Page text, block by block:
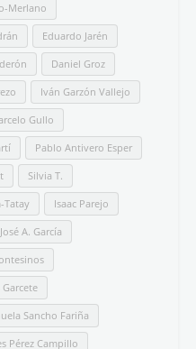
Merlano
Eduardo Jarén
Daniel Groz
Iván Garzón Vallejo
Gullo
Pablo Antivero Esper
Silvia T.
Tatay Isaac Parejo
José A. García
Garcete
Sancho Fariña
Pérez Campillo